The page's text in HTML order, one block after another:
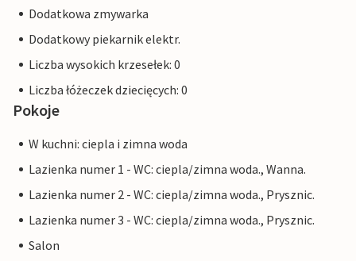
Dodatkowa zmywarka
Dodatkowy piekarnik elektr.
Liczba wysokich krzesełek: 0
Liczba łóżeczek dziecięcych: 0
Pokoje
W kuchni: ciepla i zimna woda
Lazienka numer 1 - WC: ciepla/zimna woda., Wanna.
Lazienka numer 2 - WC: ciepla/zimna woda., Prysznic.
Lazienka numer 3 - WC: ciepla/zimna woda., Prysznic.
Salon